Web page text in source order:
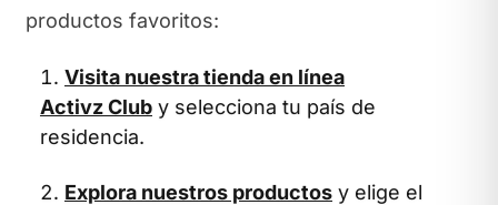
productos favoritos:
Visita nuestra tienda en línea
Activz Club y selecciona tu país de
residencia.
Explora nuestros productos y elige el